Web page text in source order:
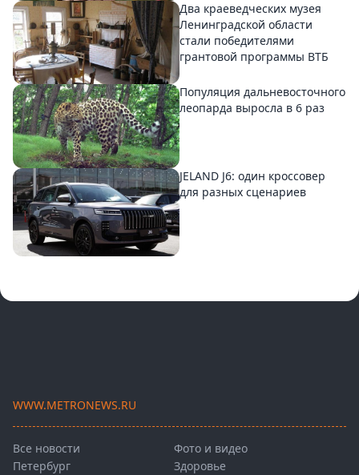
Два краеведческих музея
Ленинградской области
стали победителями
грантовой программы ВТБ
Популяция дальневосточного
леопарда выросла в 6 раз
JELAND J6: один кроссовер
для разных сценариев
WWW.METRONEWS.RU
Все новости
Петербург
Фото и видео
Здоровье